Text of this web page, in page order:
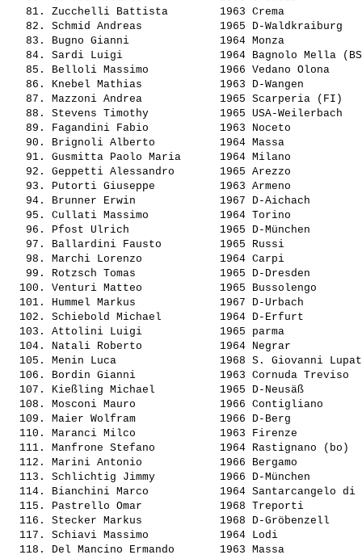
   81.
Zucchelli Battista
1963 Crema
   82.
Schmid Andreas
1965 D-
   83.
Bugno Gianni
1964 Monza
   84.
Sardi Luigi
1964 Bagnolo Mella
   85.
Belloli Massimo
1966 Vedano
   86.
Knebel Mathias
1963 D-Wangen
   87.
Mazzoni Andrea
1965 Scarperia
   88.
Stevens Timothy
1965 USA-
   89.
Fagandini Fabio
1963 Noceto
   90.
Brignoli Alberto
1964 Massa
   91.
Gusmitta Paolo Maria
1964 Milano
   92.
Geppetti Alessandro
1965 Arezzo
   93.
Putorti Giuseppe
1963 Armeno
   94.
Brunner Erwin
1967 D-Aichach
   95.
Cullati Massimo
1964 Torino
   96.
Pfost Ulrich
1965 D-München
   97.
Ballardini Fausto
1965 Russi
   98.
Marchi Lorenzo
1964 Carpi
   99.
Rotzsch Tomas
1965 D-Dresden
  100.
Venturi Matteo
1965 Bussolengo
  101.
Hummel Markus
1967 D-Urbach
  102.
Schiebold Michael
1964 D-Erfurt
  103.
Attolini Luigi
1965 parma
  104.
Natali Roberto
1964 Negrar
  105.
Menin Luca
1968 S. Giovanni
  106.
Bordin Gianni
1963 Cornuda
  107.
Kießling Michael
1965 D-Neusäß
  108.
Mosconi Mauro
1966 Contigliano
  109.
Maier Wolfram
1966 D-Berg
  110.
Maranci Milco
1963 Firenze
  111.
Manfrone Stefano
1964 Rastignano
  112.
Marini Antonio
1966 Bergamo
  113.
Schlichtig Jimmy
1966 D-München
  114.
Bianchini Marco
1964
  115.
Pastrello Omar
1968 Treporti
  116.
Stecker Markus
1968 D-Gröbenzell
  117.
Schiavi Massimo
1964 Lodi
  118.
Del Mancino Ermando
1963 Massa